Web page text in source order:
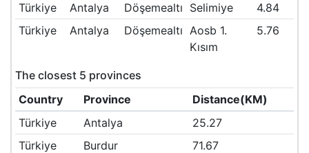
Türkiye
Antalya Döşemealtı Selimiye
4.84
Türkiye
Antalya Döşemealtı Aosb 1.
Kısım
5.76
The closest 5 provinces
Country
Province
Distance(KM)
Türkiye
Antalya
25.27
Türkiye
Burdur
71.67